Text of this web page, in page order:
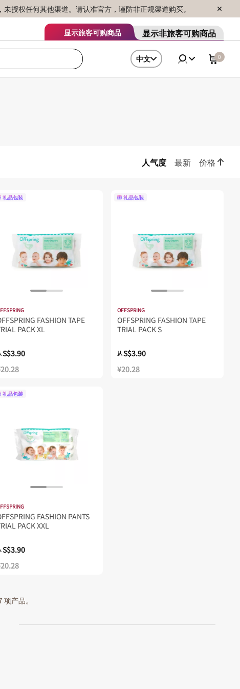
权任何其他渠道。请认准官方，谨防非正规渠道购买。
显示旅客可购商品 显示非旅客可购商品
中文 0
人气度 最新 价格
礼品包装
FASHION TAPE
PACK XL
S$3.90
礼品包装
OFFSPRING
OFFSPRING FASHION TAPE
TRIAL PACK S
从S$3.90
¥20.28
礼品包装
FASHION PANTS
PACK XXL
S$3.90
产品。